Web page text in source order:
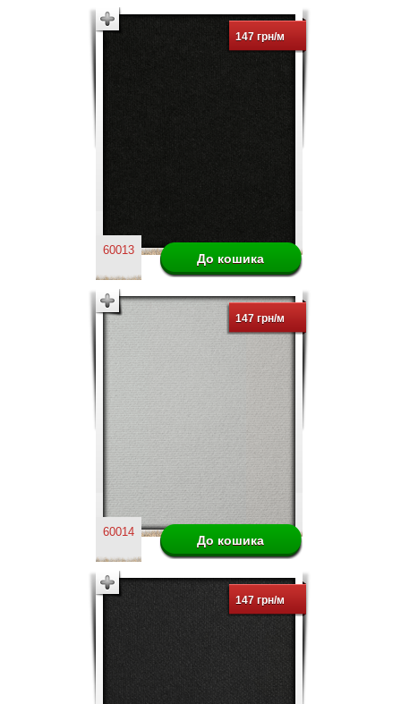
147 грн/м
60013
147 грн/м
60014
147 грн/м